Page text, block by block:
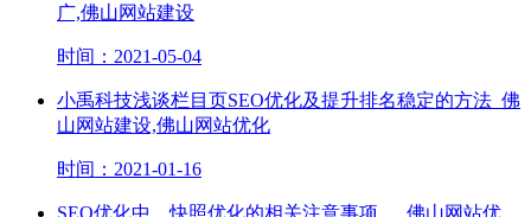
广,佛山网站建设
时间：2021-05-04
小禹科技浅谈栏目页SEO优化及提升排名稳定的方法_佛
山网站建设,佛山网站优化
时间：2021-01-16
SEO优化中，快照优化的相关注意事项。_佛山网站优